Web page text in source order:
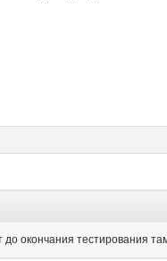
окончания тестирования